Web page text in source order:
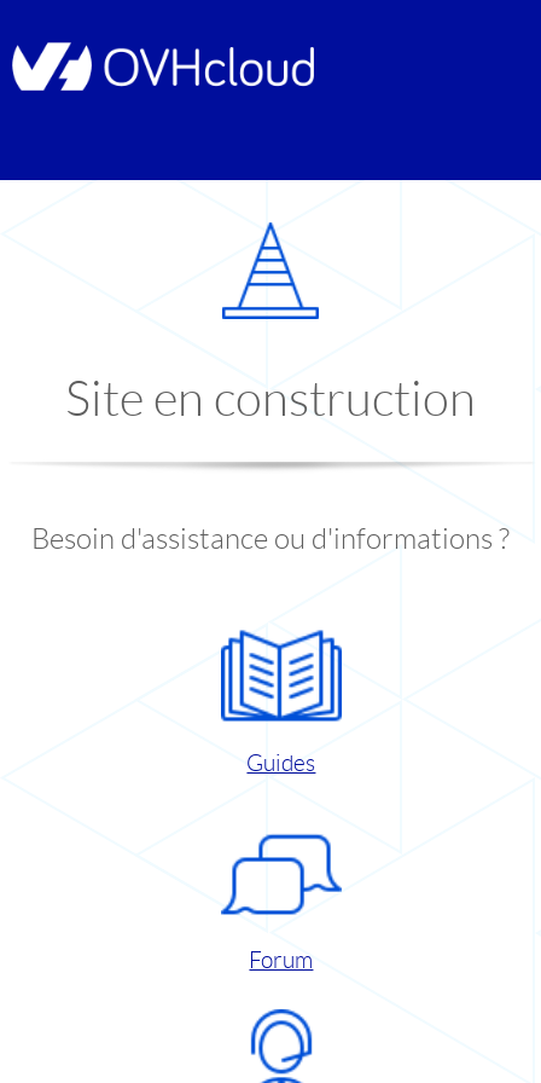
Site en construction
Besoin d'assistance ou d'informations ?
Guides
Forum